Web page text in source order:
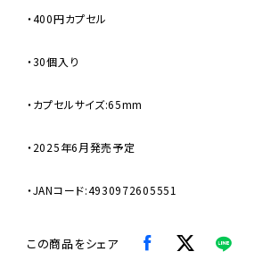
・400円カプセル
・30個入り
・カプセルサイズ:65mm
・2025年6月発売予定
・JANコード:4930972605551
この商品をシェア